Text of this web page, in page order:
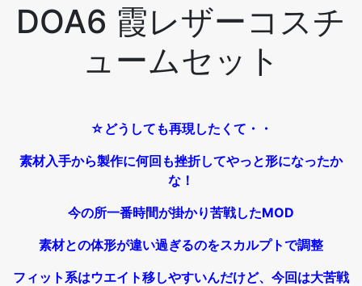
DOA6 霞レザーコスチ
ュームセット
☆どうしても再現したくて・・
素材入手から製作に何回も挫折してやっと形になったか
な！
今の所一番時間が掛かり苦戦したMOD
素材との体形が違い過ぎるのをスカルプトで調整
フィット系はウエイト移しやすいんだけど、今回は大苦戦